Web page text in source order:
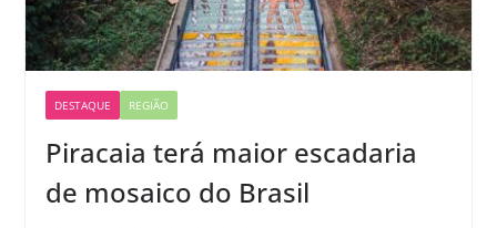
DESTAQUE REGIÃO
Piracaia terá maior escadaria
de mosaico do Brasil